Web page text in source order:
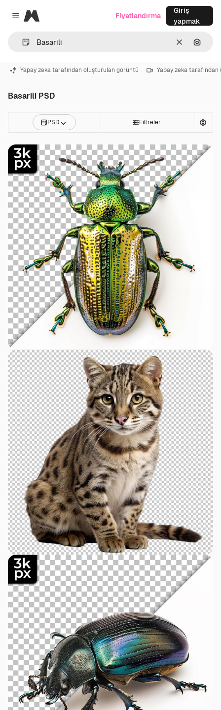
Close menu
Magnific
Temizlemek
Fiyatlandırma
Giriş
yapmak
Yapay zeka tarafından oluşturulan görüntü Yapay zeka
Basarili PSD
PSD Filtreler